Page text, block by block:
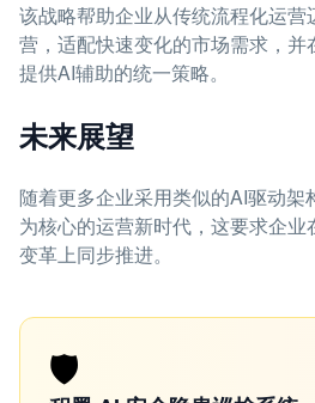
该战略帮助企业从传统流程化运营
营，适配快速变化的市场需求，
提供AI辅助的统一策略。
未来展望
随着更多企业采用类似的AI驱动
为核心的运营新时代，这要求企
变革上同步推进。
🛡️